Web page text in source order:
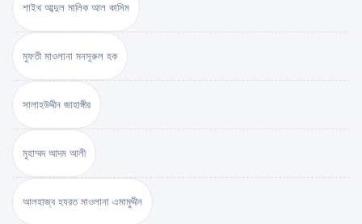
শাইখ আব্দুল মালিক আল কাসিম
মুফতী মাওলানা মনসূরুল হক
সালাহউদ্দীন জাহাঙ্গীর
মুহাম্মদ আদম আলী
আলহাজ্ব হযরত মাওলানা এমামুদ্দীন